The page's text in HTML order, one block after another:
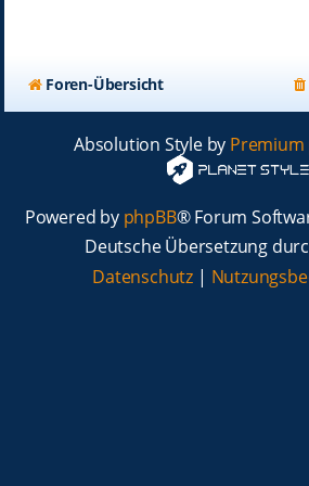
Foren-Übersicht
Absolution Style by Premium
Powered by phpBB® Forum
Deutsche Übersetzung
Datenschutz |